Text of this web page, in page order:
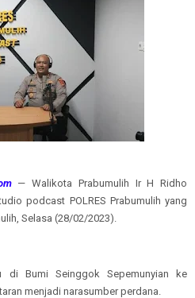
— Walikota Prabumulih Ir H Ridho
podcast POLRES Prabumulih yang
Selasa (28/02/2023).
di Bumi Seinggok Sepemunyian ke
menjadi narasumber perdana.